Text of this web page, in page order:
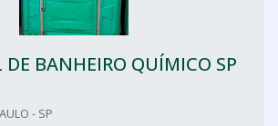
BANHEIRO QUÍMICO SP
- SP